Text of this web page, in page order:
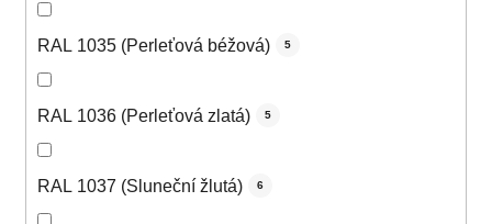
RAL 1035 (Perleťová béžová) 5
RAL 1036 (Perleťová zlatá) 5
RAL 1037 (Sluneční žlutá) 6